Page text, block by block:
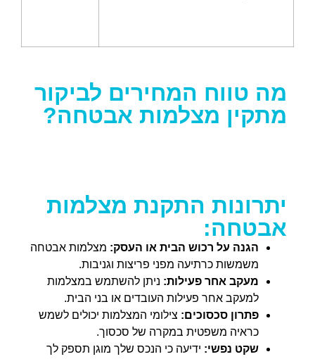
מה טווח המחירים לביקור
מתקין מצלמות אבטחה?
יתרונות התקנת מצלמות
אבטחה:
הגנה על רכוש הבית או העסק: מצלמות אבטחה
משמשות כרתיעה מפני פריצות וגניבות.
מעקב אחר פעילות: ניתן להשתמש במצלמות
למעקב אחר פעילות העובדים או בני הבית.
פתרון סכסוכים: צילומי המצלמות יכולים לשמש
כראיה משפטית במקרה של סכסוך.
שקט נפשי: ידיעה כי הנכס שלך מוגן תספק לך